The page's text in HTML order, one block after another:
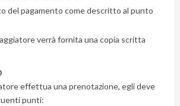
del pagamento come descritto al punto
verrà fornita una copia scritta
effettua una prenotazione, egli deve
punti: